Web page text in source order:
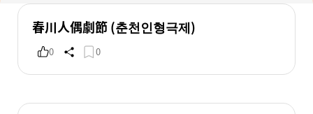
春川人偶劇節 (춘천인형극제)
0 0